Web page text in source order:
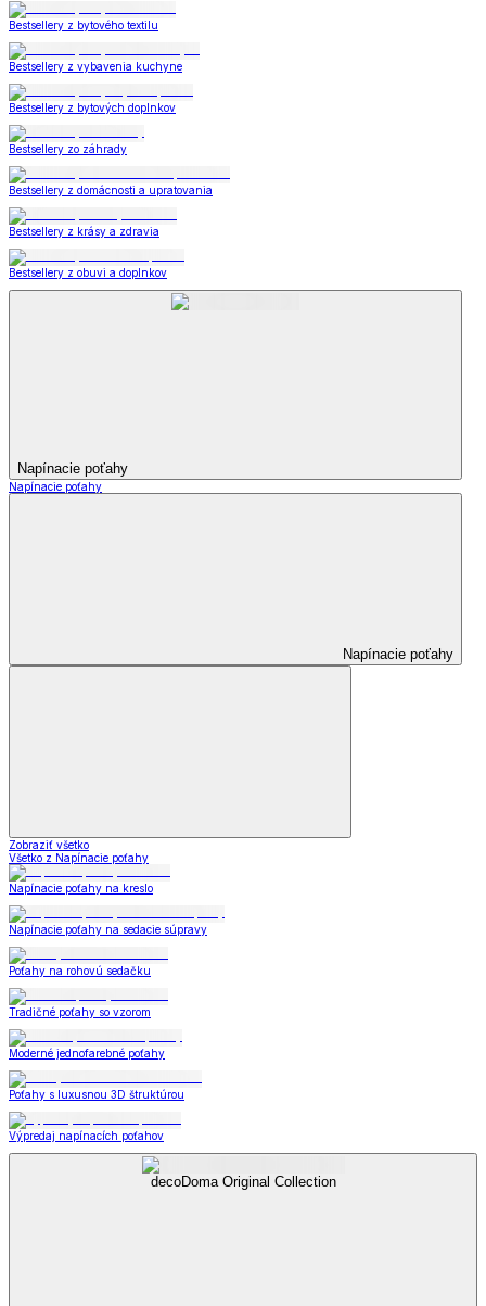
Bestsellery z bytového textilu
Bestsellery z vybavenia kuchyne
Bestsellery z bytových doplnkov
Bestsellery zo záhrady
Bestsellery z domácnosti a upratovania
Bestsellery z krásy a zdravia
Bestsellery z obuvi a doplnkov
Napínacie poťahy
Napínacie poťahy
Napínacie poťahy
Zobraziť všetko
Všetko z Napínacie poťahy
Napínacie poťahy na kreslo
Napínacie poťahy na sedacie súpravy
Poťahy na rohovú sedačku
Tradičné poťahy so vzorom
Moderné jednofarebné poťahy
Poťahy s luxusnou 3D štruktúrou
Výpredaj napínacích poťahov
decoDoma Original Collection